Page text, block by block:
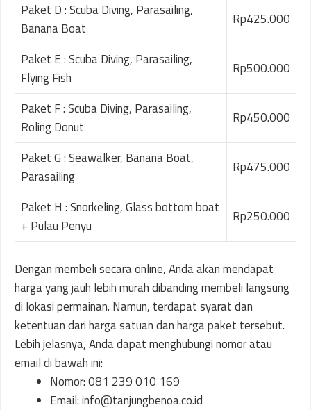
Paket D : Scuba Diving, Parasailing,
Banana Boat
Rp425.000
Paket E : Scuba Diving, Parasailing,
Flying Fish
Rp500.000
Paket F : Scuba Diving, Parasailing,
Roling Donut
Rp450.000
Paket G : Seawalker, Banana Boat,
Parasailing
Rp475.000
Paket H : Snorkeling, Glass bottom boat
+ Pulau Penyu
Rp250.000
Dengan membeli secara online, Anda akan mendapat
harga yang jauh lebih murah dibanding membeli langsung
di lokasi permainan. Namun, terdapat syarat dan
ketentuan dari harga satuan dan harga paket tersebut.
Lebih jelasnya, Anda dapat menghubungi nomor atau
email di bawah ini:
Nomor: 081 239 010 169
Email: info@tanjungbenoa.co.id